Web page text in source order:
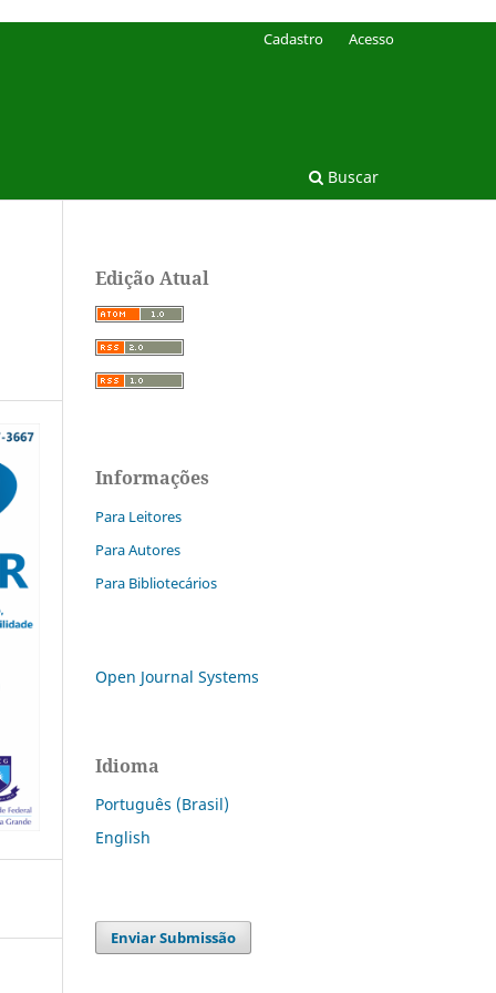
Buscar
Cadastro Acesso
Edição Atual
Informações
Para Leitores
Para Autores
Para Bibliotecários
Open Journal Systems
Idioma
Português (Brasil)
English
Enviar Submissão